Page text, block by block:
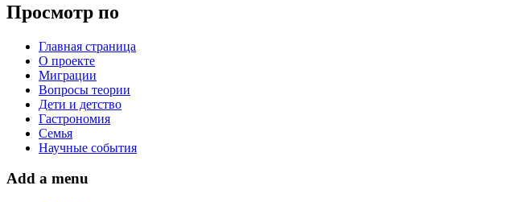
Просмотр по
Главная страница
О проекте
Миграции
Вопросы теории
Дети и детство
Гастрономия
Семья
Научные события
Add a menu